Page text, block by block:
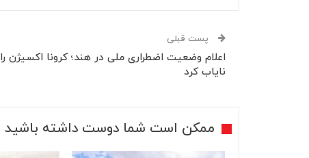
پست قبلی
اعلام وضعیت اضطراری ملی در هند؛ کرونا اکسیژن را
نایاب کرد
ممکن است شما دوست داشته باشید